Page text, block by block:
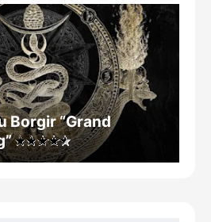
Borgir “Grand